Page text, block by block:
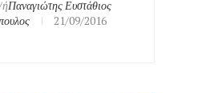
Παναγιώτης Ευστάθιος
21/09/2016